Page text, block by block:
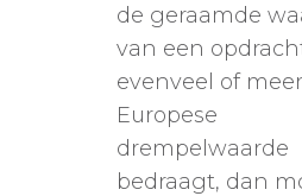
de geraamde
van een
evenveel of
Europese
drempelwaarde
bedraagt, dan